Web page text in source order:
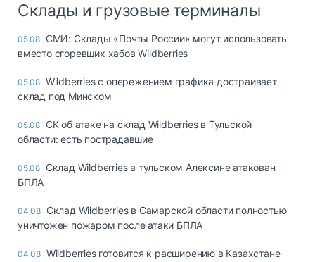
Склады и грузовые терминалы
05.08 СМИ: Склады «Почты России» могут использовать
вместо сгоревших хабов Wildberries
05.08 Wildberries с опережением графика достраивает
склад под Минском
05.08 СК об атаке на склад Wildberries в Тульской
области: есть пострадавшие
05.08 Склад Wildberries в тульском Алексине атакован
БПЛА
04.08 Склад Wildberries в Самарской области полностью
уничтожен пожаром после атаки БПЛА
04.08 Wildberries готовится к расширению в Казахстане